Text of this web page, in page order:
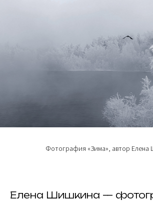
Фотография «Зима», автор Елена
Елена Шишкина —